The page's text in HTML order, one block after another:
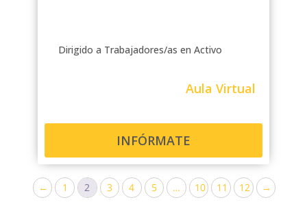
Dirigido a Trabajadores/as en Activo
Aula Virtual
INFÓRMATE
← 1 2 3 4 5 … 10 11 12 →